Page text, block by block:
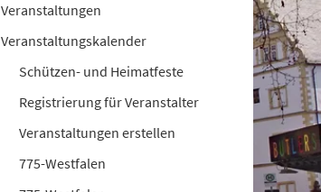
Veranstaltungen
Veranstaltungskalender
Schützen- und Heimatfeste
Registrierung für Veranstalter
Veranstaltungen erstellen
775-Westfalen